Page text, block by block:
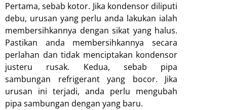
Pertama, sebab kotor. Jika kondensor diliputi
debu, urusan yang perlu anda lakukan ialah
membersihkannya dengan sikat yang halus.
Pastikan anda membersihkannya secara
perlahan dan tidak menciptakan kondensor
justeru rusak. Kedua, sebab pipa
sambungan refrigerant yang bocor. Jika
urusan ini terjadi, anda perlu mengubah
pipa sambungan dengan yang baru.